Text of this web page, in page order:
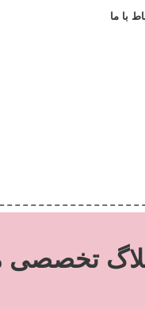
با ما
تخصصی